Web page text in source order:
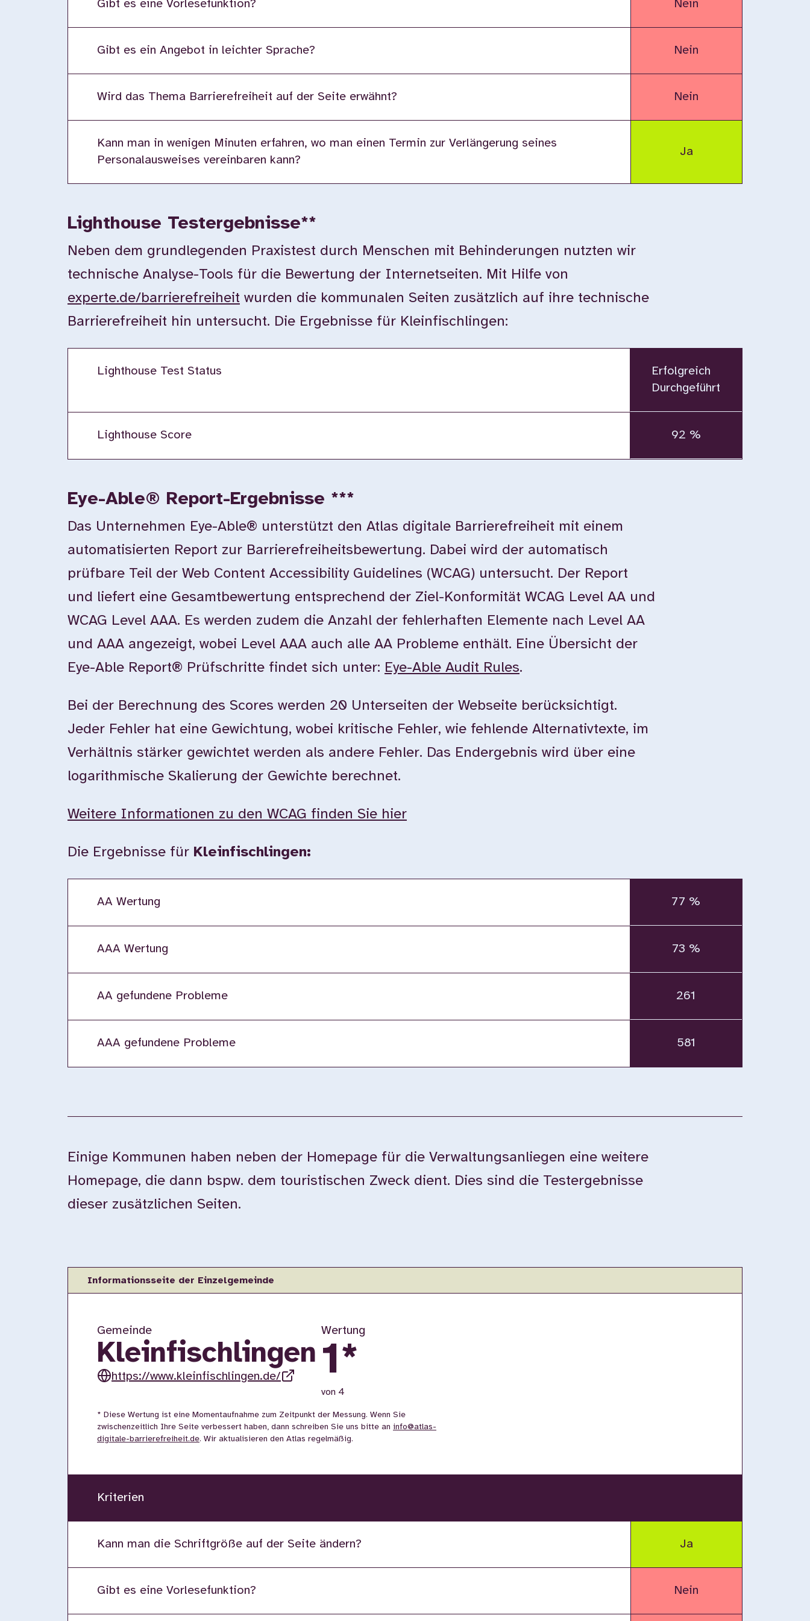
Gibt es eine Vorlesefunktion? Nein
Gibt es ein Angebot in leichter Sprache? Nein
Wird das Thema Barrierefreiheit auf der Seite erwähnt? Nein
Kann man in wenigen Minuten erfahren, wo man einen Termin zur Verlängerung seines
Personalausweises vereinbaren kann?
Ja
Lighthouse Testergebnisse**
Neben dem grundlegenden Praxistest durch Menschen mit Behinderungen nutzten wir
technische Analyse-Tools für die Bewertung der Internetseiten. Mit Hilfe von
experte.de/barrierefreiheit wurden die kommunalen Seiten zusätzlich auf ihre technische
Barrierefreiheit hin untersucht. Die Ergebnisse für Kleinfischlingen:
Lighthouse Test Status
Erfolgreich
Durchgeführt
Lighthouse Score 92 %
Eye-Able® Report-Ergebnisse ***
Das Unternehmen Eye-Able® unterstützt den Atlas digitale Barrierefreiheit mit einem
automatisierten Report zur Barrierefreiheitsbewertung. Dabei wird der automatisch
prüfbare Teil der Web Content Accessibility Guidelines (WCAG) untersucht. Der Report
und liefert eine Gesamtbewertung entsprechend der Ziel-Konformität WCAG Level AA und
WCAG Level AAA. Es werden zudem die Anzahl der fehlerhaften Elemente nach Level AA
und AAA angezeigt, wobei Level AAA auch alle AA Probleme enthält. Eine Übersicht der
Eye-Able Report® Prüfschritte findet sich unter: Eye-Able Audit Rules.
Bei der Berechnung des Scores werden 20 Unterseiten der Webseite berücksichtigt.
Jeder Fehler hat eine Gewichtung, wobei kritische Fehler, wie fehlende Alternativtexte, im
Verhältnis stärker gewichtet werden als andere Fehler. Das Endergebnis wird über eine
logarithmische Skalierung der Gewichte berechnet.
Weitere Informationen zu den WCAG finden Sie hier
Die Ergebnisse für Kleinfischlingen:
AA Wertung 77 %
AAA Wertung 73 %
AA gefundene Probleme 261
AAA gefundene Probleme 581
Einige Kommunen haben neben der Homepage für die Verwaltungsanliegen eine weitere
Homepage, die dann bspw. dem touristischen Zweck dient. Dies sind die Testergebnisse
dieser zusätzlichen Seiten.
Informationsseite der Einzelgemeinde
Gemeinde
Kleinfischlingen
https://www.kleinfischlingen.de/
Wertung
1*
von 4
* Diese Wertung ist eine Momentaufnahme zum Zeitpunkt der Messung. Wenn Sie
zwischenzeitlich Ihre Seite verbessert haben, dann schreiben Sie uns bitte an info@atlas-
digitale-barrierefreiheit.de. Wir aktualisieren den Atlas regelmäßig.
Kriterien
Kann man die Schriftgröße auf der Seite ändern? Ja
Gibt es eine Vorlesefunktion? Nein